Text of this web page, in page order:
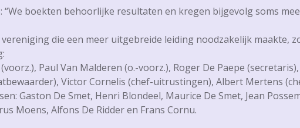
boekten behoorlijke resultaten en kregen bijgevolg soms
die een meer uitgebreide leiding noodzakelijk maakte,
Paul Van Malderen (o.-voorz.), Roger De Paepe
Victor Cornelis (chef-uitrustingen), Albert Mertens
Gaston De Smet, Henri Blondeel, Maurice De Smet, Jean
Moens, Alfons De Ridder en Frans Cornu.